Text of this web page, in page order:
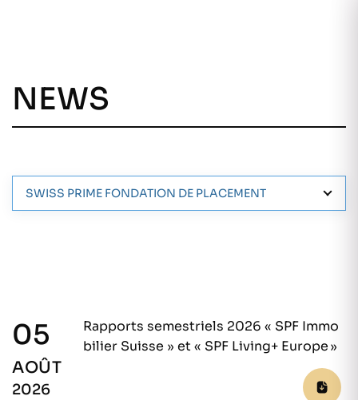
NEWS
SWISS PRIME FONDATION DE PLACEMENT
05
AOÛT
2026
Rapports semestriels 2026 « SPF Immo
bilier Suisse » et « SPF Living+ Europe »